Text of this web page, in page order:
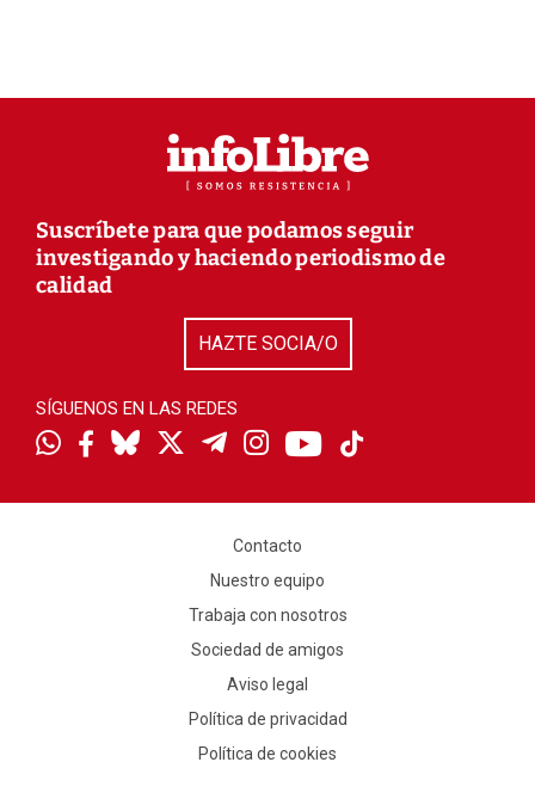
Suscríbete para que podamos seguir
investigando y haciendo periodismo de
calidad
HAZTE SOCIA/O
SÍGUENOS EN LAS REDES
Contacto
Nuestro equipo
Trabaja con nosotros
Sociedad de amigos
Aviso legal
Política de privacidad
Política de cookies